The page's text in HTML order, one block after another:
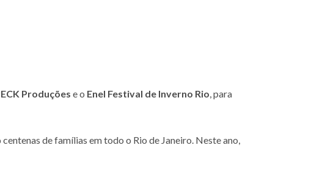
Produções e o Enel Festival de Inverno Rio, para
de famílias em todo o Rio de Janeiro. Neste ano,